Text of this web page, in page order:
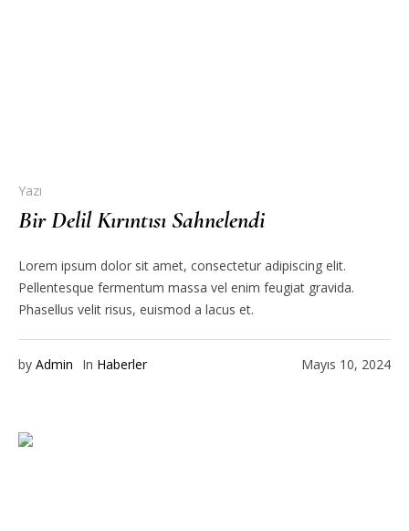
Yazı
Bir Delil Kırıntısı Sahnelendi
Lorem ipsum dolor sit amet, consectetur adipiscing elit.
Pellentesque fermentum massa vel enim feugiat gravida.
Phasellus velit risus, euismod a lacus et.
Mayıs 10, 2024
by Admin In Haberler